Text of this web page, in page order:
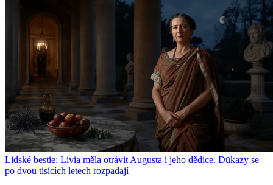
Lidské bestie: Livia měla otrávit Augusta i jeho dědice. Důkazy se
po dvou tisících letech rozpadají